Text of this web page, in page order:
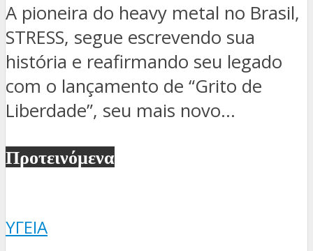
A pioneira do heavy metal no Brasil,
STRESS, segue escrevendo sua
história e reafirmando seu legado
com o lançamento de “Grito de
Liberdade”, seu mais novo...
Προτεινόμενα
ΥΓΕΊΑ